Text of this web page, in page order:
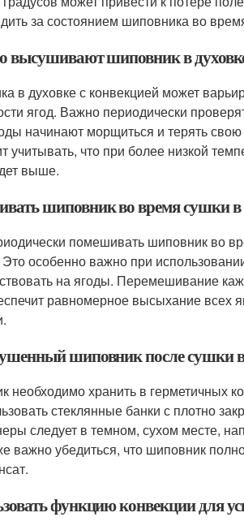
за состоянием шиповника во
высушивают шиповник в
в духовке с конвекцией может
ягод. Важно периодически
начинают морщиться и терять свою
что при более низкой
выше.
шиповник во время сушки в
помешивать шиповник во
особенно важно при
на ягоды. Перемешивание
равномерное высыхание всех
шиповник после сушки в
хранить в герметичных
стеклянные банки с плотно
следует в темном, сухом месте,
важно убедиться, что шиповник
функцию конвекции для